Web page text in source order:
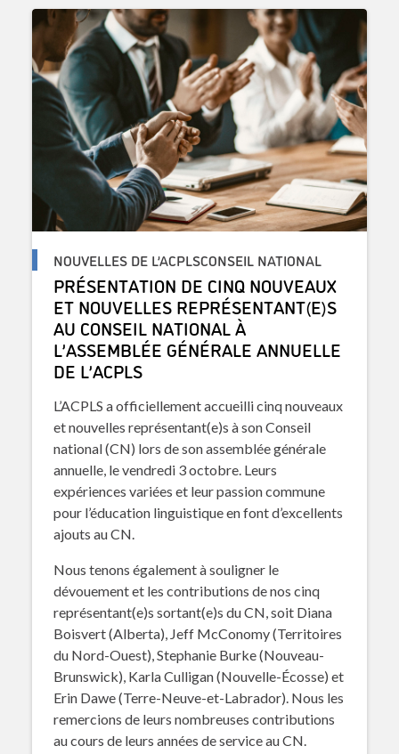
NOUVELLES DE L’ACPLSCONSEIL NATIONAL
PRÉSENTATION DE CINQ NOUVEAUX
ET NOUVELLES REPRÉSENTANT(E)S
AU CONSEIL NATIONAL À
L’ASSEMBLÉE GÉNÉRALE ANNUELLE
DE L’ACPLS
L’ACPLS a officiellement accueilli cinq nouveaux
et nouvelles représentant(e)s à son Conseil
national (CN) lors de son assemblée générale
annuelle, le vendredi 3 octobre. Leurs
expériences variées et leur passion commune
pour l’éducation linguistique en font d’excellents
ajouts au CN.
Nous tenons également à souligner le
dévouement et les contributions de nos cinq
représentant(e)s sortant(e)s du CN, soit Diana
Boisvert (Alberta), Jeff McConomy (Territoires
du Nord-Ouest), Stephanie Burke (Nouveau-
Brunswick), Karla Culligan (Nouvelle-Écosse) et
Erin Dawe (Terre-Neuve-et-Labrador). Nous les
remercions de leurs nombreuses contributions
au cours de leurs années de service au CN.